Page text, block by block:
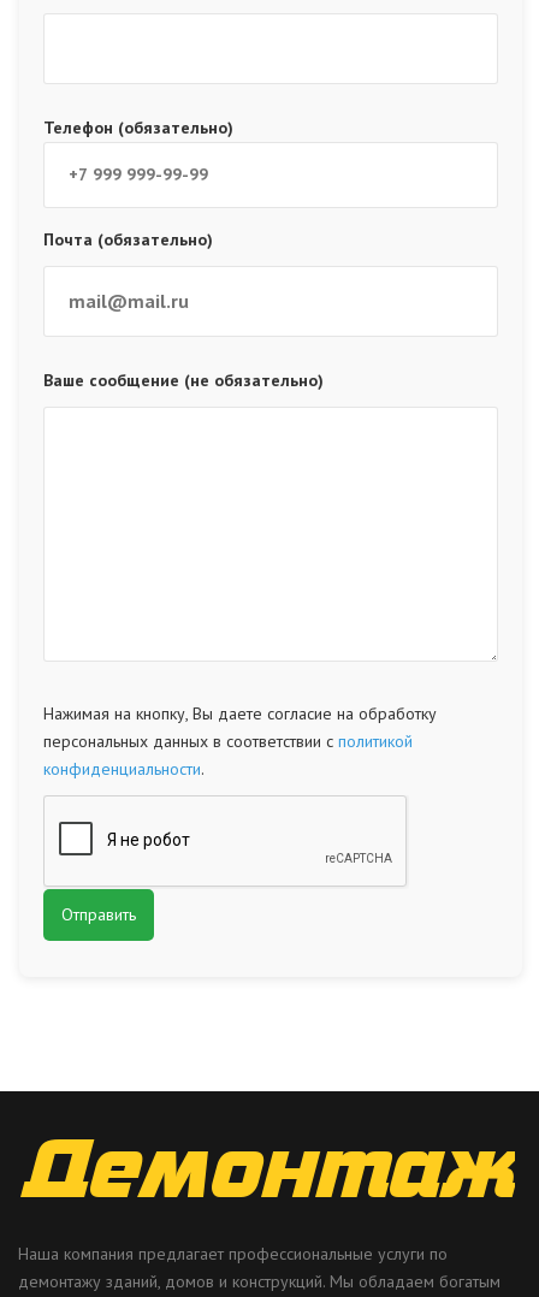
Телефон (обязательно)
Почта (обязательно)
Ваше сообщение (не обязательно)
Нажимая на кнопку, Вы даете согласие на обработку
персональных данных в соответствии с политикой
конфиденциальности.
Наша компания предлагает профессиональные услуги по
демонтажу зданий, домов и конструкций. Мы обладаем богатым